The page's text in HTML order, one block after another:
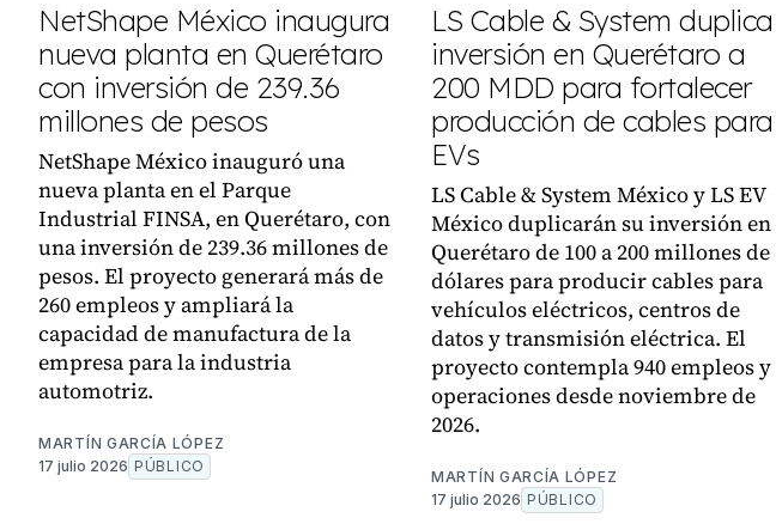
NetShape México inaugura
nueva planta en Querétaro
con inversión de 239.36
millones de pesos
NetShape México inauguró una
nueva planta en el Parque
Industrial FINSA, en Querétaro, con
una inversión de 239.36 millones de
pesos. El proyecto generará más de
260 empleos y ampliará la
capacidad de manufactura de la
empresa para la industria
automotriz.
MARTÍN GARCÍA LÓPEZ
17 julio 2026 PÚBLICO
LS Cable & System duplica
inversión en Querétaro a
200 MDD para fortalecer
producción de cables para
EVs
LS Cable & System México y LS EV
México duplicarán su inversión en
Querétaro de 100 a 200 millones de
dólares para producir cables para
vehículos eléctricos, centros de
datos y transmisión eléctrica. El
proyecto contempla 940 empleos y
operaciones desde noviembre de
2026.
MARTÍN GARCÍA LÓPEZ
17 julio 2026 PÚBLICO